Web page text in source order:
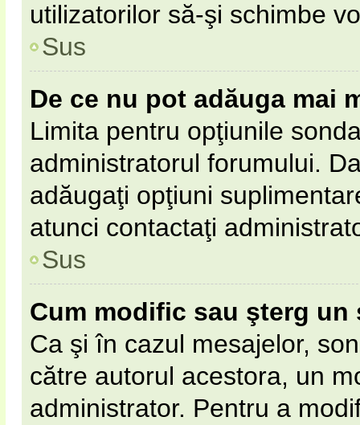
utilizatorilor să-şi schimbe
Sus
De ce nu pot adăuga mai
Limita pentru opţiunile
administratorul forumului.
adăugaţi opţiuni
atunci contactaţi
Sus
Cum modific sau şterg un
Ca şi în cazul mesajelor,
către autorul acestora, un
administrator. Pentru a